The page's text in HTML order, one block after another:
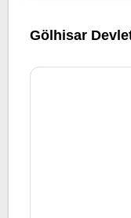
Gölhisar